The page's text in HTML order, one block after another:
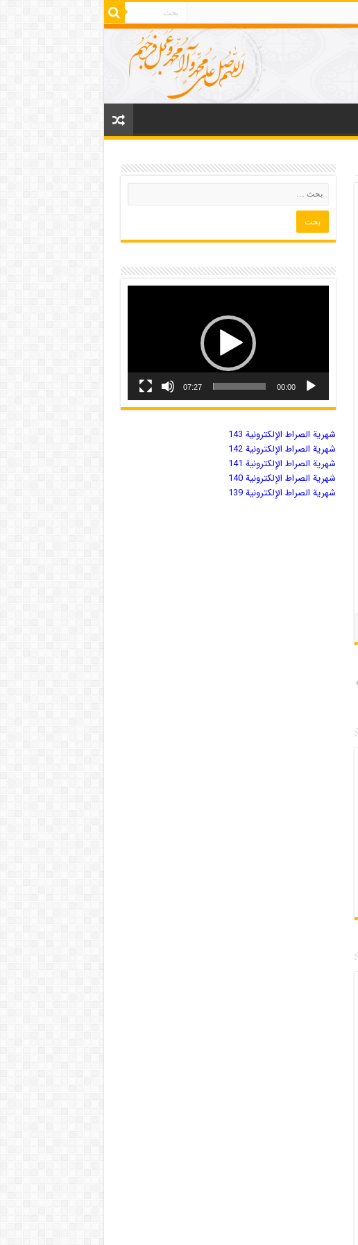
00:00
07:27
شهریة الصراط الإلكترونية 143
شهریة الصراط الإلكترونية 142
شهریة الصراط الإلكترونية 141
شهریة الصراط الإلكترونية 140
شهریة الصراط الإلكترونية 139